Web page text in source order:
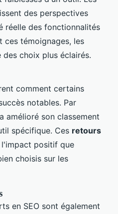
des perspectives
réelle des fonctionnalités
ces témoignages, les
choix plus éclairés.
comment certains
notables. Par
amélioré son classement
spécifique. Ces retours
l'impact positif que
choisis sur les
en SEO sont également